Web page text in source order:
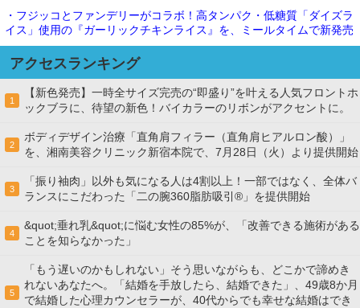
・フジッコとファンデリーがコラボ！高タンパク・低糖質「ダイズラ
イス」使用の『ガーリックチキンライス』を、ミールタイムで新発売
アクセスランキング
1
【新色発売】一時全サイズ完売の“即盛り”を叶える人気フロントホ
ックブラに、待望の新色！バイカラーのリボンがアクセントに。
2
ボディデザイン治療「直角肩フィラー（直角肩ヒアルロン酸）」
を、湘南美容クリニック新宿本院で、7月28日（火）より提供開始
3
「振り袖肉」以外も気になる人は4割以上！一部ではなく、全体バ
ランスにこだわった「二の腕360脂肪吸引®」を提供開始
4
&quot;垂れ乳&quot;に悩む女性の85%が、「改善できる施術がある
ことを知らなかった」
5
「もう遅いのかもしれない」そう思いながらも、どこかで諦めき
れないあなたへ。「結婚を手放したら、結婚できた」、49歳8か月
で結婚した心理カウンセラーが、40代からでも幸せな結婚はでき